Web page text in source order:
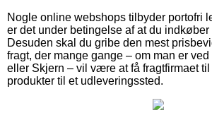
Nogle online webshops tilbyder portofri
er det under betingelse af at du
Desuden skal du gribe den mest
fragt, der mange gange – om man er
eller Skjern – vil være at få fragtfirmaet
produkter til et udleveringssted.